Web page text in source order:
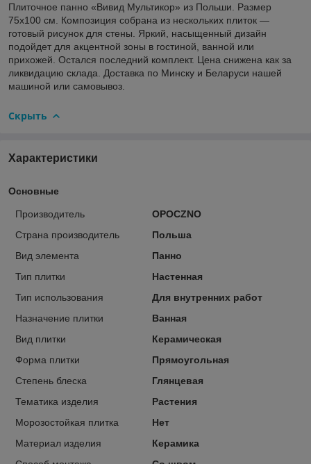
Плиточное панно «Вивид Мультикор» из Польши. Размер
75х100 см. Композиция собрана из нескольких плиток —
готовый рисунок для стены. Яркий, насыщенный дизайн
подойдет для акцентной зоны в гостиной, ванной или
прихожей. Остался последний комплект. Цена снижена как за
ликвидацию склада. Доставка по Минску и Беларуси нашей
машиной или самовывоз.
Скрыть
Характеристики
Основные
Производитель
OPOCZNO
Страна производитель
Польша
Вид элемента
Панно
Тип плитки
Настенная
Тип использования
Для внутренних работ
Назначение плитки
Ванная
Вид плитки
Керамическая
Форма плитки
Прямоугольная
Степень блеска
Глянцевая
Тематика изделия
Растения
Морозостойкая плитка
Нет
Материал изделия
Керамика